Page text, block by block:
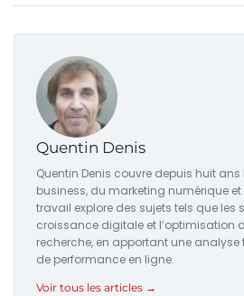
Quentin Denis
Quentin Denis couvre depuis huit
business, du marketing numérique et
travail explore des sujets tels que les
croissance digitale et l’optimisation
recherche, en apportant une analyse
de performance en ligne.
Voir tous les articles →